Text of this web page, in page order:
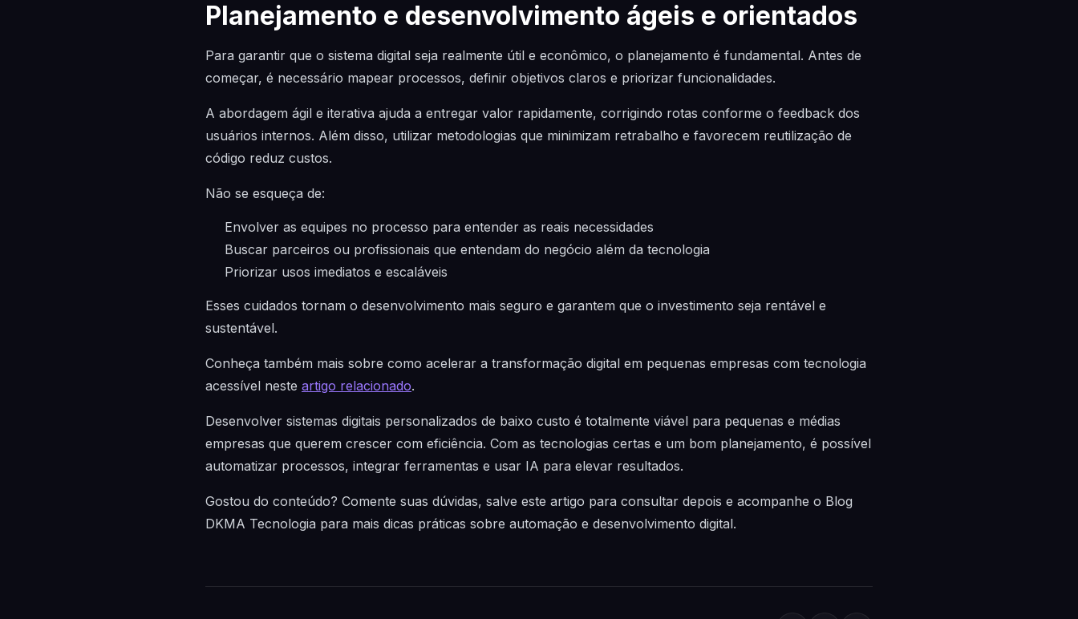
Planejamento e desenvolvimento ágeis e orientados
Para garantir que o sistema digital seja realmente útil e econômico, o planejamento é fundamental. Antes de
começar, é necessário mapear processos, definir objetivos claros e priorizar funcionalidades.
A abordagem ágil e iterativa ajuda a entregar valor rapidamente, corrigindo rotas conforme o feedback dos
usuários internos. Além disso, utilizar metodologias que minimizam retrabalho e favorecem reutilização de
código reduz custos.
Não se esqueça de:
Envolver as equipes no processo para entender as reais necessidades
Buscar parceiros ou profissionais que entendam do negócio além da tecnologia
Priorizar usos imediatos e escaláveis
Esses cuidados tornam o desenvolvimento mais seguro e garantem que o investimento seja rentável e
sustentável.
Conheça também mais sobre como acelerar a transformação digital em pequenas empresas com tecnologia
acessível neste artigo relacionado.
Desenvolver sistemas digitais personalizados de baixo custo é totalmente viável para pequenas e médias
empresas que querem crescer com eficiência. Com as tecnologias certas e um bom planejamento, é possível
automatizar processos, integrar ferramentas e usar IA para elevar resultados.
Gostou do conteúdo? Comente suas dúvidas, salve este artigo para consultar depois e acompanhe o Blog
DKMA Tecnologia para mais dicas práticas sobre automação e desenvolvimento digital.